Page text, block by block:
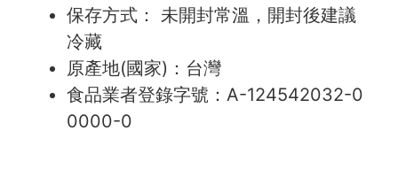
保存方式： 未開封常溫，開封後建議
冷藏
原產地(國家)：台灣
食品業者登錄字號：A-124542032-0
0000-0